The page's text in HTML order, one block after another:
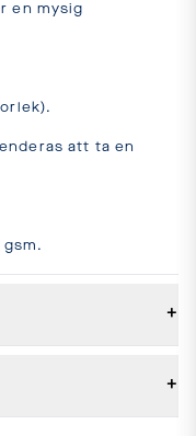
en mysig
att ta en
gsm.
+
+